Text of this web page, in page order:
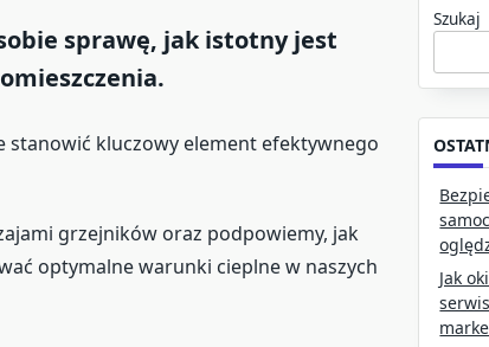
sprawę, jak istotny jest
kluczowy element efektywnego
grzejników oraz podpowiemy, jak
optymalne warunki cieplne w naszych
Szukaj
Jak